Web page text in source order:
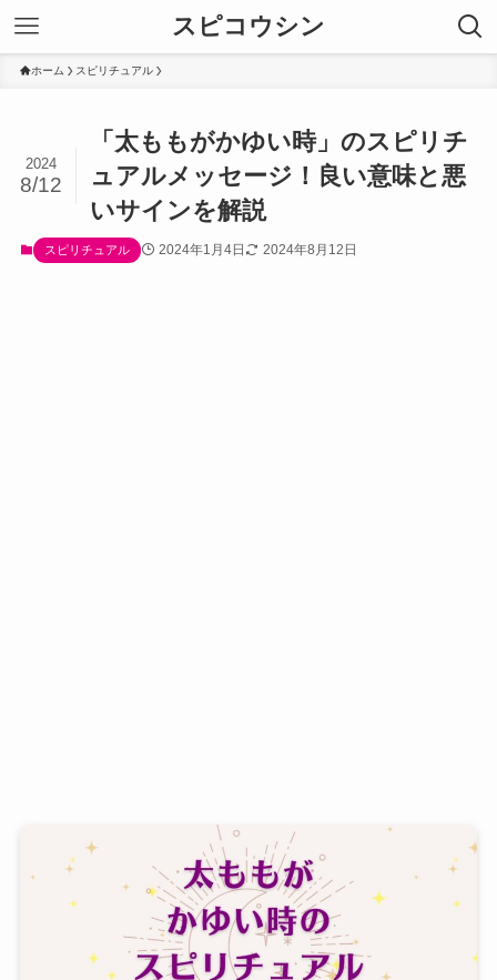
スピコウシン
ホーム スピリチュアル
「太ももがかゆい時」のスピリチ
ュアルメッセージ！良い意味と悪
いサインを解説
2024
8/12
スピリチュアル 2024年1月4日 2024年8月12日